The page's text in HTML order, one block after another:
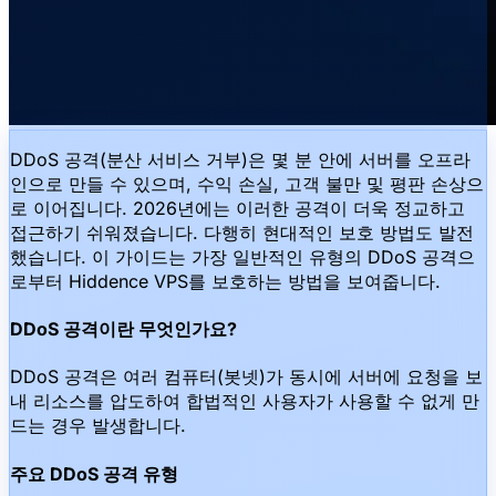
DDoS 공격(분산 서비스 거부)은 몇 분 안에 서버를 오프라
인으로 만들 수 있으며, 수익 손실, 고객 불만 및 평판 손상으
로 이어집니다. 2026년에는 이러한 공격이 더욱 정교하고
접근하기 쉬워졌습니다. 다행히 현대적인 보호 방법도 발전
했습니다. 이 가이드는 가장 일반적인 유형의 DDoS 공격으
로부터 Hiddence VPS를 보호하는 방법을 보여줍니다.
DDoS 공격이란 무엇인가요?
DDoS 공격은 여러 컴퓨터(봇넷)가 동시에 서버에 요청을 보
내 리소스를 압도하여 합법적인 사용자가 사용할 수 없게 만
드는 경우 발생합니다.
주요 DDoS 공격 유형